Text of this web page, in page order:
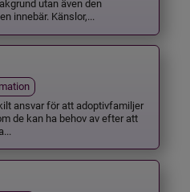
utan även den
innebär. Känslor,...
ansvar för att adoptivfamiljer
de kan ha behov av efter att